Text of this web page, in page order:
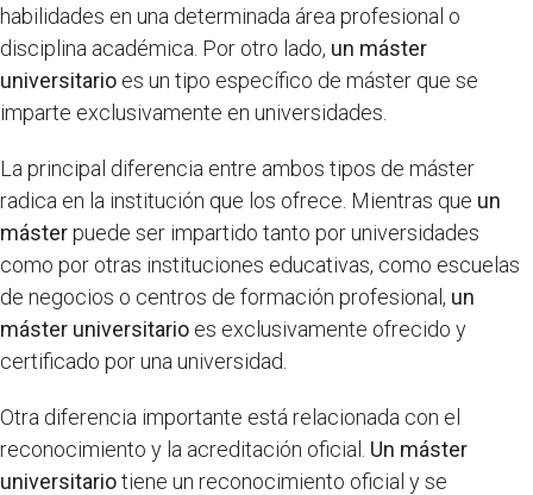
habilidades en una determinada área profesional o
disciplina académica. Por otro lado, un máster
universitario es un tipo específico de máster que se
imparte exclusivamente en universidades.
La principal diferencia entre ambos tipos de máster
radica en la institución que los ofrece. Mientras que un
másterpuede ser impartido tanto por universidades
como por otras instituciones educativas, como escuelas
de negocios o centros de formación profesional, un
máster universitario es exclusivamente ofrecido y
certificado por una universidad.
Otra diferencia importante está relacionada con el
reconocimiento y la acreditación oficial. Un máster
universitariotiene un reconocimiento oficial y se